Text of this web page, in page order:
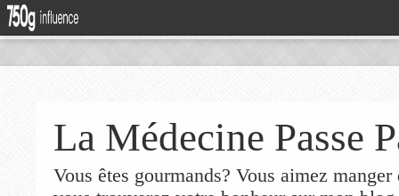
La Médecine Passe
Vous êtes gourmands? Vous aimez